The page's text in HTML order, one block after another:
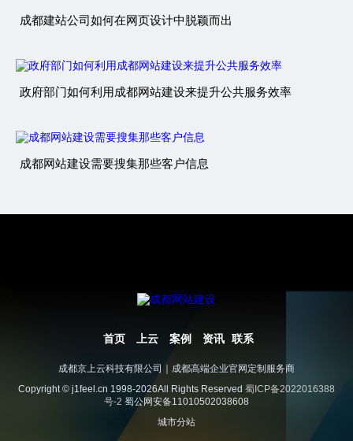
成都建站公司如何在网页设计中脱颖而出
政府部门如何利用成都网站建设来提升公共服务效率
成都网站建设需要搜集那些客户信息
首页 上云 案例 资讯 联系
成都京上云科技有限公司｜成都高端企业官网定制服务商
Copyright © j1feel.cn 1998-2026All Rights Reserved 蜀ICP备2022016388
号-2 蜀公网安备11010502038608
城市分站